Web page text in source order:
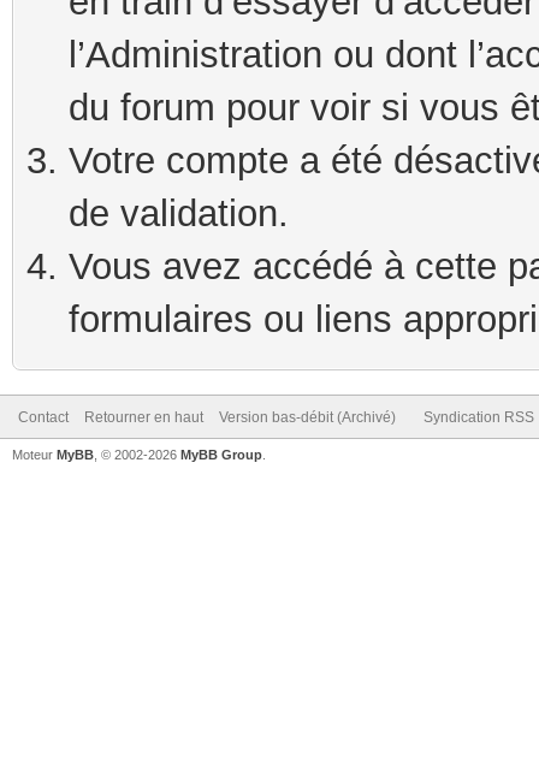
l’Administration ou dont
du forum pour voir si vous
Votre compte a été
de validation.
Vous avez accédé à cette
formulaires ou liens
Contact Retourner en haut Version bas-débit (Archivé) Syndication RSS
Moteur MyBB , © 2002-2026 MyBB Group